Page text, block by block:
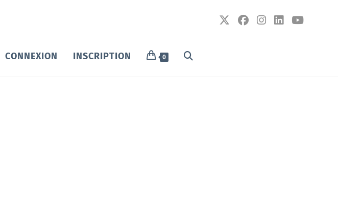
CONNEXION INSCRIPTION 0